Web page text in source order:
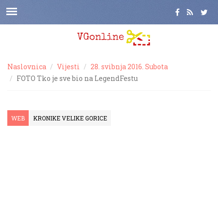
Naslovnica Vijesti
28. svibnja 2016. Subota
FOTO Tko je sve bio na LegendFestu
WEB KRONIKE VELIKE GORICE